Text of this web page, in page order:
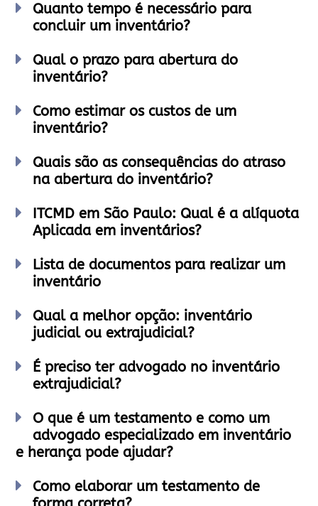
Quanto tempo é necessário para
concluir um inventário?
Qual o prazo para abertura do
inventário?
Como estimar os custos de um
inventário?
Quais são as consequências do atraso
na abertura do inventário?
ITCMD em São Paulo: Qual é a alíquota
Aplicada em inventários?
Lista de documentos para realizar um
inventário
Qual a melhor opção: inventário
judicial ou extrajudicial?
É preciso ter advogado no inventário
extrajudicial?
O que é um testamento e como um
advogado especializado em inventário
e herança pode ajudar?
Como elaborar um testamento de